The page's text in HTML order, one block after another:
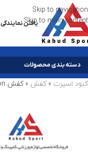
Skip to navigation
Skip to main contentیافتن نمایندگی
دسته بندی محصولات
کبود اسپرت » کفش » کفش Salomon مدل Crossamphibian